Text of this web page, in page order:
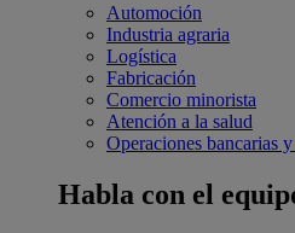
Automoción
Industria agraria
Logística
Fabricación
Comercio minorista
Atención a la salud
Operaciones bancarias
Habla con el